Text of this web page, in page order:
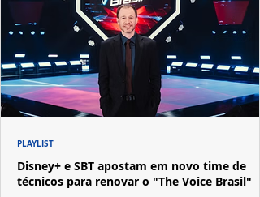
Disney+ e SBT apostam em novo time de
técnicos para renovar o "The Voice Brasil"
PLAYLIST